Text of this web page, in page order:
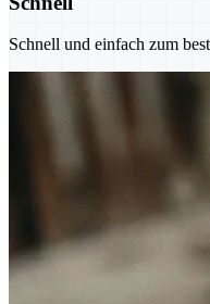
Schnell und einfach zum